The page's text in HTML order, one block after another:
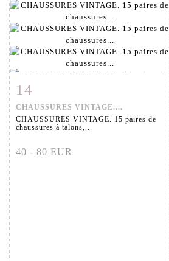
Fiche détaillée
14
CHAUSSURES VINTAGE....
CHAUSSURES VINTAGE. 15 paires de
chaussures à talons,...
40 - 80 EUR